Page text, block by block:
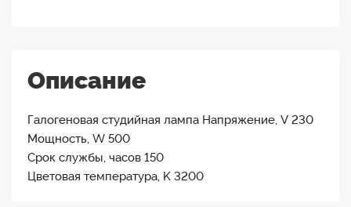
Описание
Галогеновая студийная лампа Напряжение, V 230
Мощность, W 500
Срок службы, часов 150
Цветовая температура, K 3200